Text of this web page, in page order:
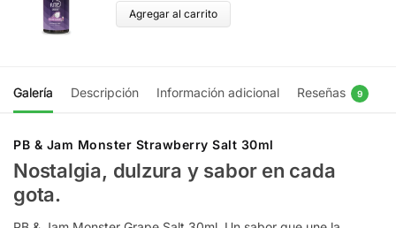
Agregar al carrito
Galería Descripción Información adicional Reseñas 9
PB & Jam Monster Strawberry Salt 30ml
Nostalgia, dulzura y sabor en cada
gota.